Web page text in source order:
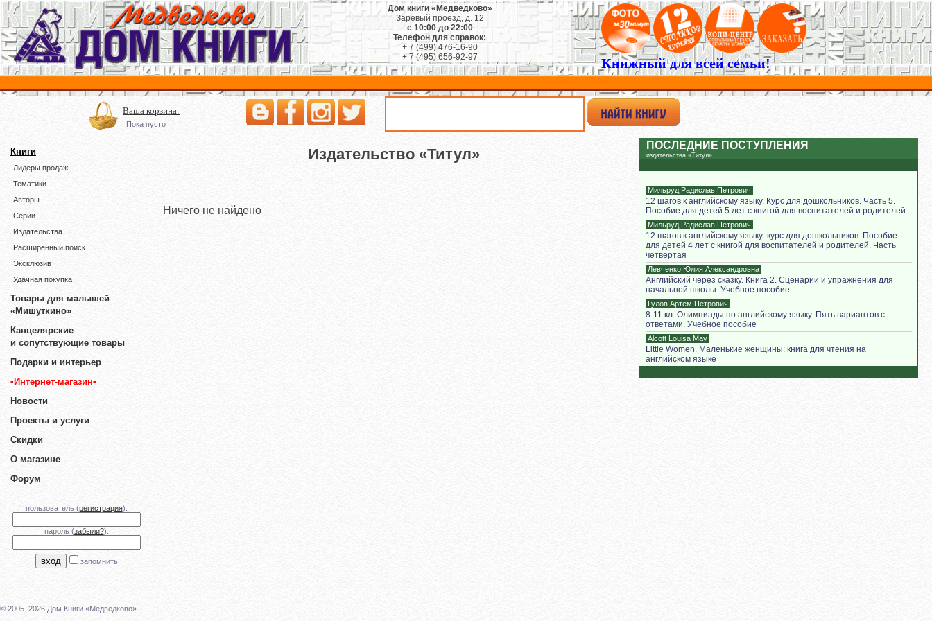
Дом книги «Медведково»
Заревый проезд, д. 12
с 10:00 до 22:00
Телефон для справок:
+ 7 (499) 476-16-90
+ 7 (495) 656-92-97
Книжный для всей семьи!
Ваша корзина:
Пока пусто
Книги
Лидеры продаж
Тематики
Авторы
Серии
Издательства
Расширенный поиск
Эксклюзив
Удачная покупка
Товары для малышей
«Мишуткино»
Канцелярские
и сопутствующие товары
Подарки и интерьер
•Интернет-магазин•
Новости
Проекты и услуги
Скидки
О магазине
Форум
пользователь (регистрация):
пароль (забыли?):
запомнить
© 2005–2026 Дом Книги «Медведково»
Издательство «Титул»
Ничего не найдено
ПОСЛЕДНИЕ ПОСТУПЛЕНИЯ
издательства «Титул»
Мильруд Радислав Петрович
12 шагов к английскому языку. Курс для дошкольников. Часть 5.
Пособие для детей 5 лет с книгой для воспитателей и родителей
Мильруд Радислав Петрович
12 шагов к английскому языку: курс для дошкольников. Пособие
для детей 4 лет с книгой для воспитателей и родителей. Часть
четвертая
Левченко Юлия Александровна
Английский через сказку. Книга 2. Сценарии и упражнения для
начальной школы. Учебное пособие
Гулов Артем Петрович
8-11 кл. Олимпиады по английскому языку. Пять вариантов с
ответами. Учебное пособие
Alcott Louisa May
Little Women. Маленькие женщины: книга для чтения на
английском языке